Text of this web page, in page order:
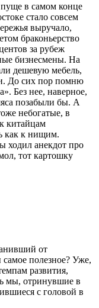
в самом конце
стало совсем
выручало,
браконьерство
за рубеж
бизнесмены. На
дешевую мебель,
До сих пор помню
Без нее, наверное,
позабыли бы. А
небогатые, в
китайцам
как к нищим.
ходил анекдот про
тот картошку
от
полезное? Уже,
развития,
мы, отринувшие в
с головой в